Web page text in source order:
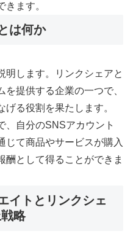
ます。
は何か
明します。リンクシェアと
提供する企業の一つで、
る役割を果たします。
、自分のSNSアカウント
じて商品やサービスが購入
酬として得ることができま
イトとリンクシェ
略